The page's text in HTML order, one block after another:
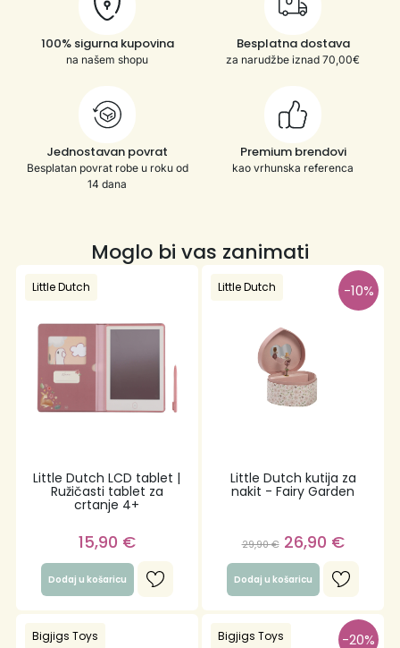
100% sigurna kupovina
na našem shopu
Besplatna dostava
za narudžbe iznad 70,00€
Jednostavan povrat
Besplatan povrat robe u roku od
14 dana
Premium brendovi
kao vrhunska referenca
Moglo bi vas zanimati
Little Dutch LCD tablet |
Ružičasti tablet za
crtanje 4+
Little Dutch
15,90 €
Dodaj u košaricu
Little Dutch kutija za
nakit - Fairy Garden
Little Dutch
29,90€ 26,90 €
Dodaj u košaricu
-10%
Bigjigs Toys Bigjigs Toys -20%